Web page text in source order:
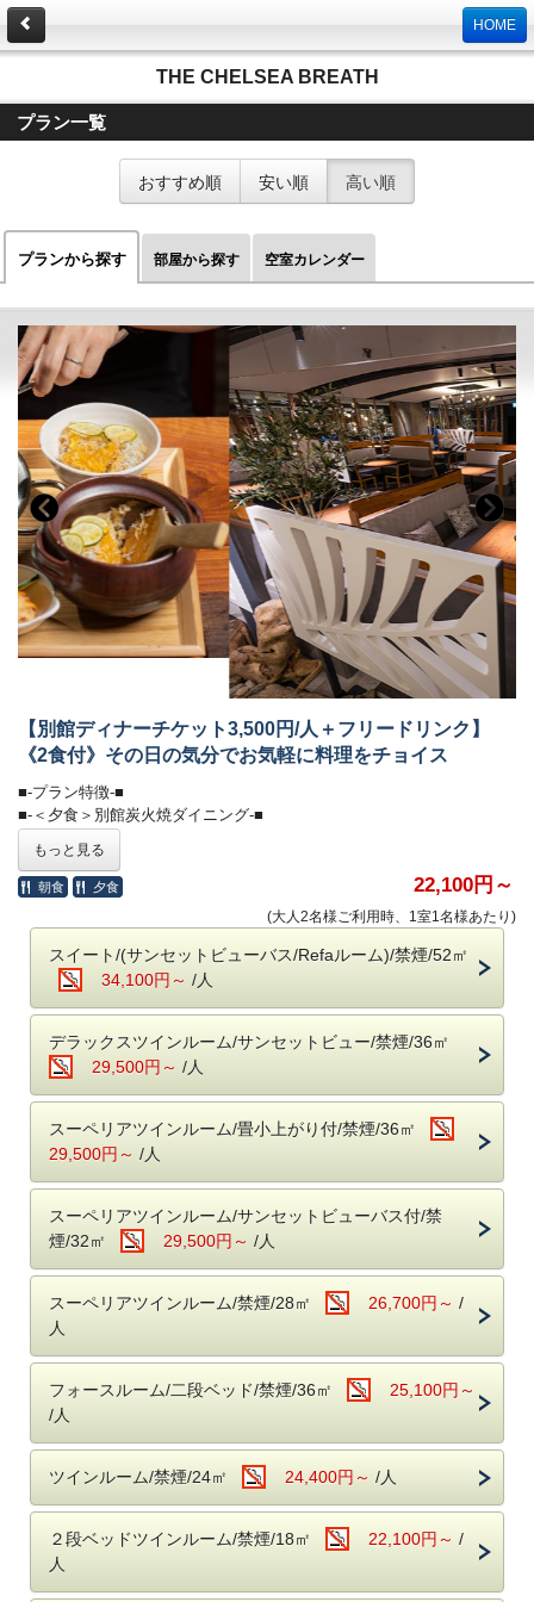
HOME
THE CHELSEA BREATH
プラン一覧
おすすめ順 安い順 高い順
プランから探す 部屋から探す 空室カレンダー
【別館ディナーチケット3,500円/人＋フリードリンク】
《2食付》その日の気分でお気軽に料理をチョイス
■-プラン特徴-■
■-＜夕食＞別館炭火焼ダイニング-■
別館レストランのお食事チケット（3,500円）付きプランです。
豊富なドリンクも、オールインクルーシブでお愉しみいただけます。
【別館レストラン】
※最終入店受付は21時、毎週火曜日は定休日です。
※2026年9月1日にリニューアルオープンを予定しており、
営業時間は20時ラストオーダー・21時閉店に変更となります。
あわせて、メニュー内容もリニューアルいたします。
※お食事チケットは、ランチタイム、カフェタイムにもご利用いただけ
ます。
またお釣りは出ませんのであらかじめご了承ください。
■-朝のごちそう《和食御膳》-■
みずみずしい朝採れ野菜、濃厚な牧場直送の牛乳
契約農家や牧場から毎朝届く新鮮食材を使い、
一品一品丁寧に仕上げた、心と体にやさしい朝食です。
・お食事中のドリンク類はフリーです。
・会場 レストラン「ザ・マイルストーン」
・時間 7：00～10：00
■-オールインクルーシブで愉しむ癒しの空間-■
全館モダンデザインで統一された館内は、
大人の休日を過ごす 「大人の贅沢旅」にぴったり。
ホテル内のドリンクやおつまみなどは、ご宿泊料金に含まれます。
＜高濃度ラジウム温泉＞（6:00～10:00／15:30～24:00）
・「万病の湯」と称される名湯と、
讃岐平野を望む絶景の半露天風呂が魅力。
もっと見る
朝食 夕食 22,100円～
(大人2名様ご利用時、1室1名様あたり)
スイート/(サンセットビューバス/Refaルーム)/禁煙/52㎡
34,100円～ /人
デラックスツインルーム/サンセットビュー/禁煙/36㎡
29,500円～ /人
スーペリアツインルーム/畳小上がり付/禁煙/36㎡
29,500円～ /人
スーペリアツインルーム/サンセットビューバス付/禁
煙/32㎡
29,500円～ /人
スーペリアツインルーム/禁煙/28㎡ 26,700円～ /
人
フォースルーム/二段ベッド/禁煙/36㎡
25,100円～
/人
ツインルーム/禁煙/24㎡ 24,400円～ /人
２段ベッドツインルーム/禁煙/18㎡ 22,100円～ /
人